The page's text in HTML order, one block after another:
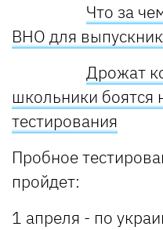
Что за
ВНО для
Дрожат
школьники боятся
тестирования
Пробное
пройдет:
1 апреля - по